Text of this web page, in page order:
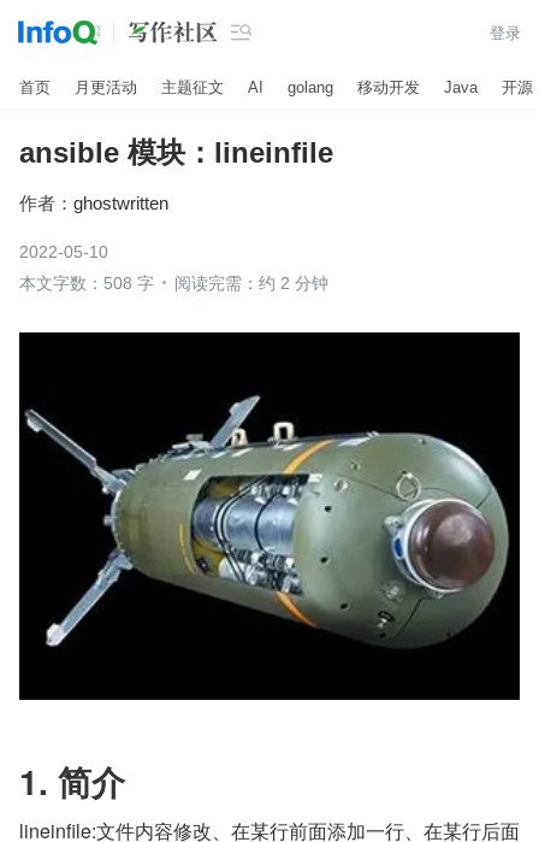
 登录
首页 月更活动 主题征文 AI golang 移动开发 Java 开源
ansible 模块：lineinfile
作者： ghostwritten
2022-05-10
本文字数：508 字
阅读完需：约 2 分钟
1. 简介
lineinfile:文件内容修改、在某行前面添加一行、在某行后面